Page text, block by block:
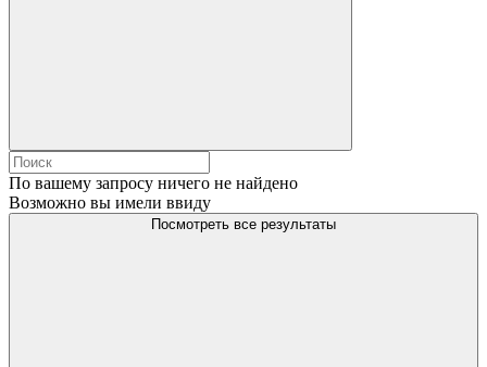
По вашему запросу ничего не найдено
Возможно вы имели ввиду
Посмотреть все результаты